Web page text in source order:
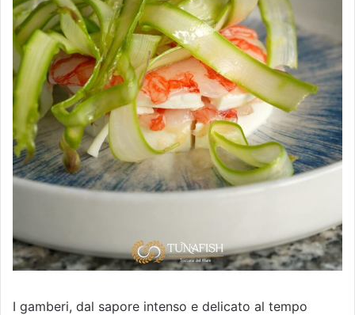
I gamberi, dal sapore intenso e delicato al tempo